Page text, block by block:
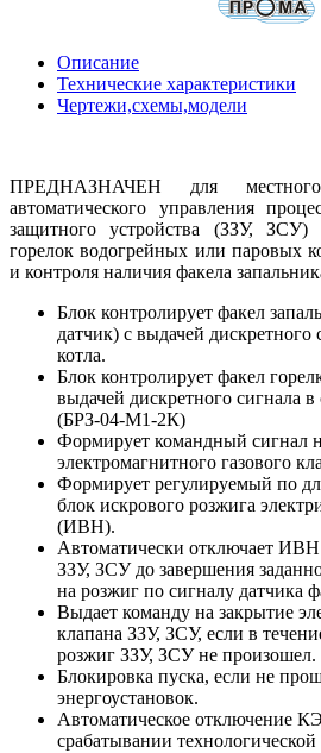
Описание
Технические характеристики
Чертежи,схемы,модели
ПРЕДНАЗНАЧЕН для
автоматического управления
защитного устройства (ЗЗУ,
горелок водогрейных или паровых
и контроля наличия факела
Блок контролирует факел
датчик) с выдачей
котла.
Блок контролирует факел
выдачей дискретного сигнала
(БРЗ-04-М1-2К)
Формирует командный сигнал
электромагнитного газового
Формирует регулируемый по
блок искрового розжига
(ИВН).
Автоматически отключает
ЗЗУ, ЗСУ до завершения
на розжиг по сигналу датчика
Выдает команду на закрытие
клапана ЗЗУ, ЗСУ, если в
розжиг ЗЗУ, ЗСУ не произошел.
Блокировка пуска, если не
энергоустановок.
Автоматическое отключение
срабатывании